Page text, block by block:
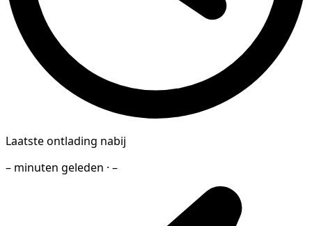
Laatste ontlading nabij
– minuten geleden · –